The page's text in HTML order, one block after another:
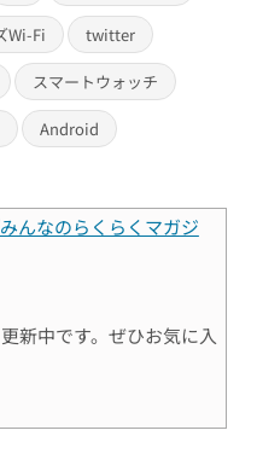
Wi-Fi twitter
スマートウォッチ
Android
みんなのらくらくマガジ
新中です。ぜひお気に入